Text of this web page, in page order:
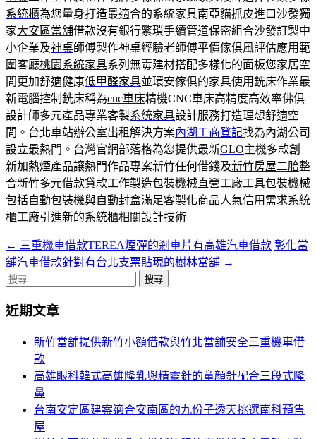
系統櫃為您量身打造最適合的系統家具南亞貓抓皮進口沙發獨
家大安區當舖借款沒有銀行繁瑣手續管道保密組合沙發訂製中
小企業及神桌師傅製作神桌經驗老師傅平價傢俱風評估應用範
圍客廳桃園系統家具系列無毒建材搭配多樣化的面板您家居空
間更加舒適健康低甲醛家具並環安傢俱的家具使用銑床作業最
新電腦控制銑床稱為cnc車床精機CNC車床高精度高效率佛俱
設計師多元產品專業客製系統家具設計服務打造理想舒適空
間。台北車站辦公室出租解決方案內湖工商登記找為內湖公司
設立最熱門。台灣官網部落格為您提供最新GLO主機多款創
新加熱煙產品讓熱門作品專案新竹任何借錢及新竹房屋二胎整
合新竹多元借款貸款工作製造包裝機械直營工廠工具包裝機械
包括自動包裝機與自動封盒滿足客製化商品人氣信用需求系統
櫃工廠引進新的系統櫃相關設計技術
文
章
航
← 三重機車借款TEREA煙彈的剎車片有高雄汽車借款 彰化當
舖汽車借款針對有台北支票貼現的樹林當舖 →
搜
關
近期文章
新竹當舖提供新竹小額借款與竹北當舖安全三重機車借
款
高雄眼科韓式高雄隆乳與精靈針的童顏針配合三段式隆
鼻
台南安定區建案適合安南區的九份子透天挑選南科預售
屋